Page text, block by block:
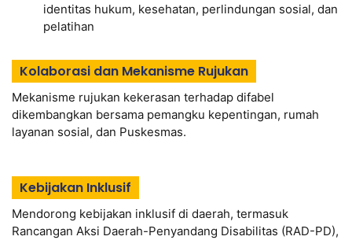
identitas hukum, kesehatan, perlindungan sosial, dan
pelatihan
Kolaborasi dan Mekanisme Rujukan
Mekanisme rujukan kekerasan terhadap difabel
dikembangkan bersama pemangku kepentingan, rumah
layanan sosial, dan Puskesmas.
Kebijakan Inklusif
Mendorong kebijakan inklusif di daerah, termasuk
Rancangan Aksi Daerah-Penyandang Disabilitas (RAD-PD),